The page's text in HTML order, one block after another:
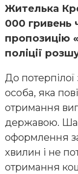
Жителька
000 гривень
пропозицію
поліції
До
особа, яка
отримання
державою.
оформлення
хвилин і не
отримання